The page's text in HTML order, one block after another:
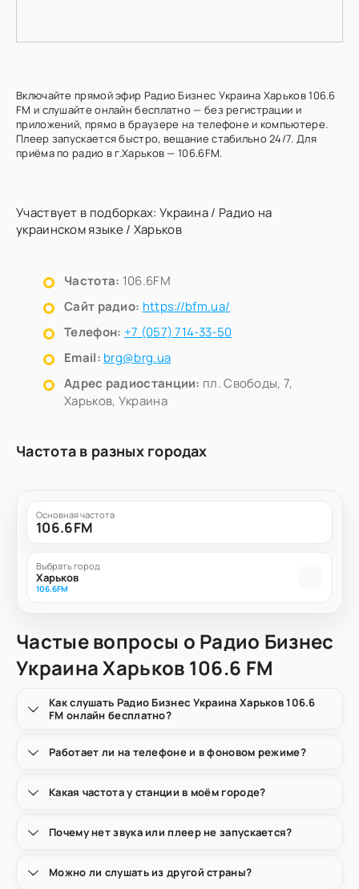
Включайте прямой эфир Радио Бизнес Украина Харьков 106.6
FM и слушайте онлайн бесплатно — без регистрации и
приложений, прямо в браузере на телефоне и компьютере.
Плеер запускается быстро, вещание стабильно 24/7. Для
приёма по радио в г.Харьков — 106.6FM.
Участвует в подборках: Украина/ Радио на
украинском языке/ Харьков
Частота: 106.6FM
Сайт радио: https://bfm.ua/
Телефон: +7 (057) 714-33-50
Email: brg@brg.ua
Адрес радиостанции: пл. Свободы, 7,
Харьков, Украина
Частота в разных городах
Основная частота
106.6FM
Выбрать город
Харьков
106.6FM
Частые вопросы о Радио Бизнес
Украина Харьков 106.6 FM
Как слушать Радио Бизнес Украина Харьков 106.6
FM онлайн бесплатно?
Работает ли на телефоне и в фоновом режиме?
Какая частота у станции в моём городе?
Почему нет звука или плеер не запускается?
Можно ли слушать из другой страны?